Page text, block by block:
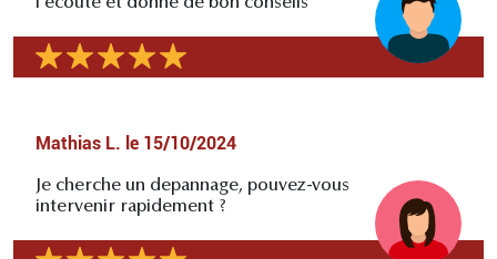
Mathias L. le 15/10/2024
Je cherche un depannage, pouvez-vous
intervenir rapidement ?